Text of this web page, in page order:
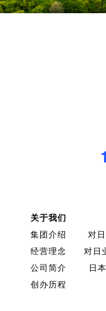
关于我们
集团介绍
经营理念
公司简介
创办历程
对
对日
日